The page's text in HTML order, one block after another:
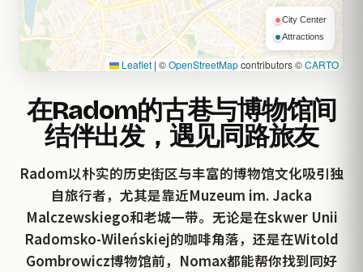
在Radom的古巷与博物馆间
结伴出发，遇见同路旅友
Radom以朴实的历史街区与丰富的博物馆文化吸引独
自旅行者，尤其是靠近Muzeum im. Jacka
Malczewskiego和老城一带。无论是在skwer Unii
Radomsko-Wileńskiej的咖啡角落，还是在Witold
Gombrowicz博物馆前，Nomax都能帮你找到同好
City Center
Attractions
Leaflet | ©OpenStreetMapcontributors ©CARTO